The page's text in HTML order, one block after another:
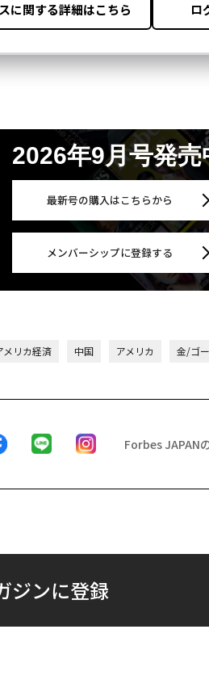
2026年9月号発売
最新号の購入はこちらから
メンバーシップに登録する
メリカ経済 中国 アメリカ 金/ゴ
Forbes JAPAN
ジンに登録